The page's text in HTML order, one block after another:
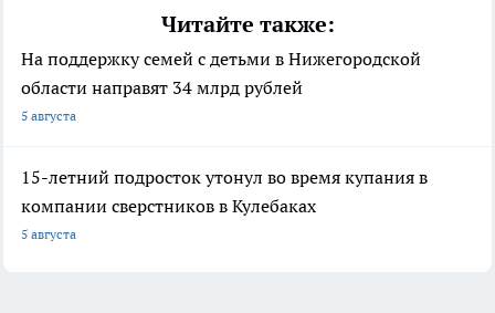
Читайте также:
На поддержку семей с детьми в Нижегородской
области направят 34 млрд рублей
5 августа
15-летний подросток утонул во время купания в
компании сверстников в Кулебаках
5 августа